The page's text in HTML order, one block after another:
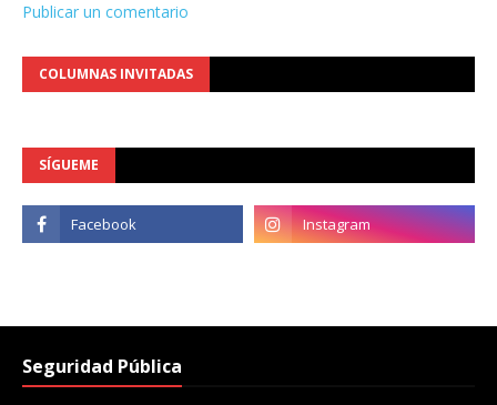
Publicar un comentario
COLUMNAS INVITADAS
SÍGUEME
Seguridad Pública